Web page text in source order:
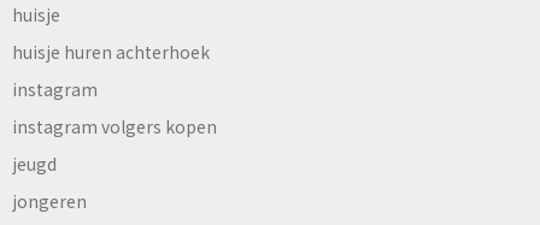
huisje
huisje huren achterhoek
instagram
instagram volgers kopen
jeugd
jongeren